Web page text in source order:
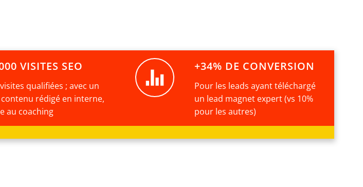
VISITES SEO
qualifiées ; avec un
rédigé en interne,
au coaching
+34% DE CONVERSION
Pour les leads ayant téléchargé
un lead magnet expert (vs 10%
pour les autres)